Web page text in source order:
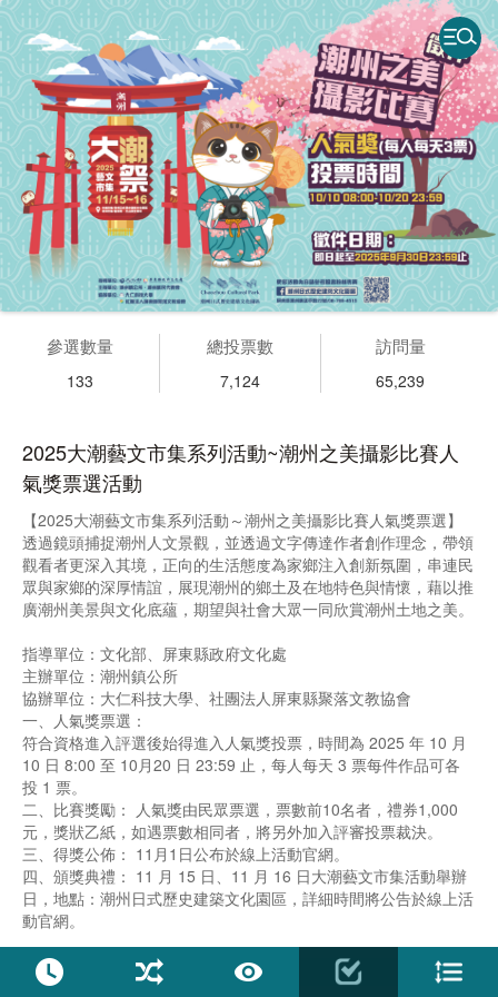
參選數量
133
總投票數
7,124
訪問量
65,239
2025大潮藝文市集系列活動~潮州之美攝影比賽人
氣獎票選活動
【2025大潮藝文市集系列活動～潮州之美攝影比賽人氣獎票選】
透過鏡頭捕捉潮州人文景觀，並透過文字傳達作者創作理念，帶領
觀看者更深入其境，正向的生活態度為家鄉注入創新氛圍，串連民
眾與家鄉的深厚情誼，展現潮州的鄉土及在地特色與情懷，藉以推
廣潮州美景與文化底蘊，期望與社會大眾一同欣賞潮州土地之美。
指導單位：文化部、屏東縣政府文化處
主辦單位：潮州鎮公所
協辦單位：大仁科技大學、社團法人屏東縣聚落文教協會
一、人氣獎票選：
符合資格進入評選後始得進入人氣獎投票，時間為 2025 年 10 月
10 日 8:00 至 10月20 日 23:59 止，每人每天 3 票每件作品可各
投 1 票。
二、比賽獎勵： 人氣獎由民眾票選，票數前10名者，禮券1,000
元，獎狀乙紙，如遇票數相同者，將另外加入評審投票裁決。
三、得獎公佈： 11月1日公布於線上活動官網。
四、頒獎典禮： 11 月 15 日、11 月 16 日大潮藝文市集活動舉辦
日，地點：潮州日式歷史建築文化園區，詳細時間將公告於線上活
動官網。
活動時區: UTC +08:00